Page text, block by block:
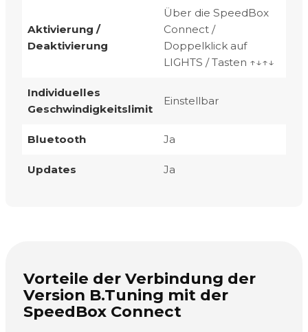
Aktivierung /
Deaktivierung
Über die SpeedBox
Connect /
Doppelklick auf
LIGHTS / Tasten ↑↓↑↓
Individuelles
Geschwindigkeitslimit
Einstellbar
Bluetooth Ja
Updates Ja
Vorteile der Verbindung der
Version B.Tuning mit der
SpeedBox Connect